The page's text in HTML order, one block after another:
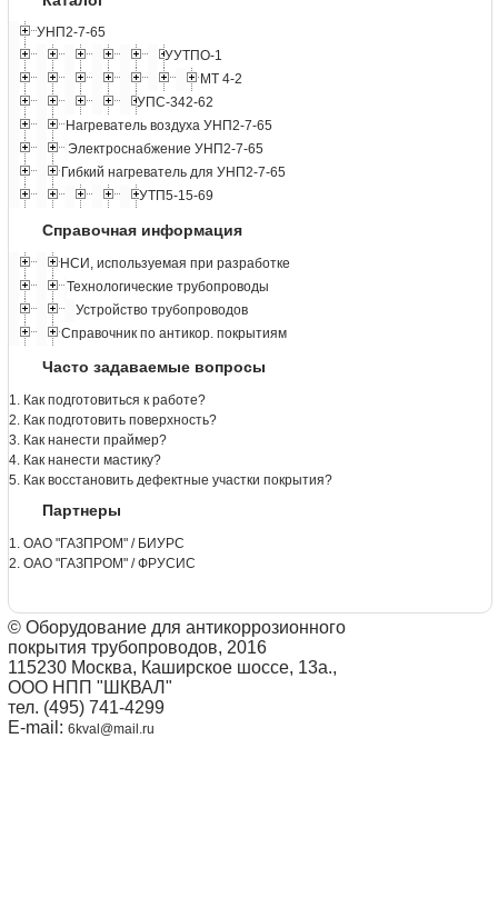
УНП2-7-65
УУТПО-1
МТ 4-2
УПС-342-62
Нагреватель воздуха УНП2-7-65
Электроснабжение УНП2-7-65
Гибкий нагреватель для УНП2-7-65
УТП5-15-69
Справочная информация
НСИ, используемая при разработке
Технологические трубопроводы
Устройство трубопроводов
Справочник по антикор. покрытиям
Часто задаваемые вопросы
1. Как подготовиться к работе?
2. Как подготовить поверхность?
3. Как нанести праймер?
4. Как нанести мастику?
5. Как восстановить дефектные участки покрытия?
Партнеры
1. ОАО "ГАЗПРОМ" / БИУРС
2. ОАО "ГАЗПРОМ" / ФРУСИС
© Оборудование для антикоррозионного
покрытия трубопроводов, 2016
115230 Москва, Каширское шоссе, 13а.,
ООО НПП "ШКВАЛ"
тел. (495) 741-4299
E-mail: 6kval@mail.ru